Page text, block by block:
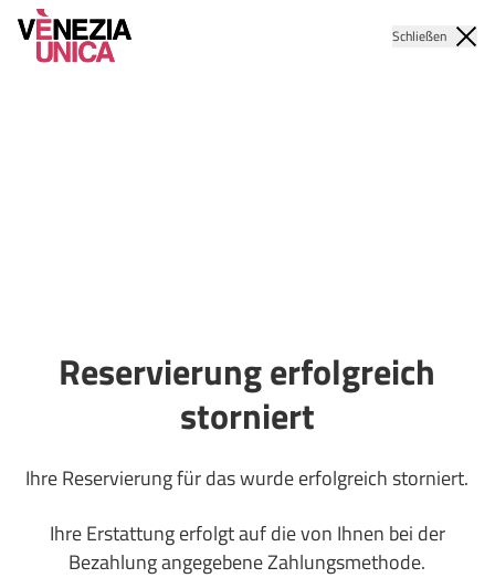
Schließen
Reservierung erfolgreich
storniert
Ihre Reservierung für das wurde erfolgreich storniert.
Ihre Erstattung erfolgt auf die von Ihnen bei der
Bezahlung angegebene Zahlungsmethode.